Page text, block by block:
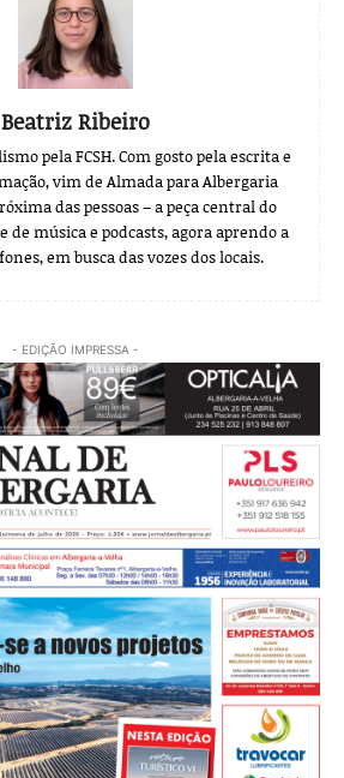
Beatriz Ribeiro
pela FCSH. Com gosto pela escrita e
vim de Almada para Albergaria
das pessoas – a peça central do
música e podcasts, agora aprendo a
em busca das vozes dos locais.
- EDIÇÃO IMPRESSA -